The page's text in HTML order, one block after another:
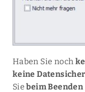
Haben Sie noch
keine
Siebeim Beenden